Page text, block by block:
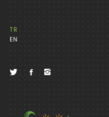
TR
EN